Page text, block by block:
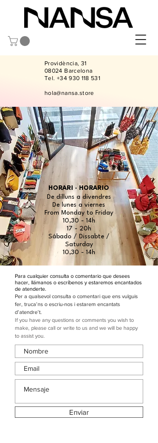
Providència, 31
08024 Barcelona
Tel. +34 930 118 531
hola@nansa.store
HORARI · HORARIO
​De dilluns a divendres
De lunes a viernes
From Monday to Friday
10,30 - 14h
17 - 20h
​Sábado / Dissabte /
Saturday
10,30 - 14h
Para cualquier consulta o comentario que desees
hacer, llámanos o escríbenos y estaremos encantados
de atenderte.
Per a qualsevol consulta o comentari que ens vulguis
fer, truca’ns o escriu-nos i estarem encantats
d’atendre’t.
If you have any questions or comments you wish to
make, please call or write to us and we will be happy
to assist you.
Enviar